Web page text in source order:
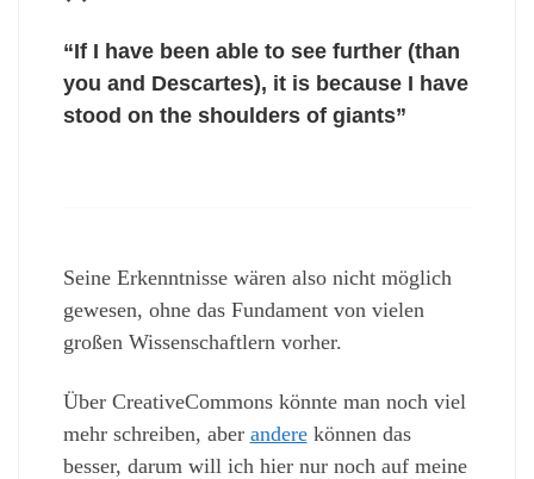
“If I have been able to see further (than
you and Descartes), it is because I have
stood on the shoulders of giants”
Seine Erkenntnisse wären also nicht möglich
gewesen, ohne das Fundament von vielen
großen Wissenschaftlern vorher.
Über CreativeCommons könnte man noch viel
mehr schreiben, aber anderekönnen das
besser, darum will ich hier nur noch auf meine